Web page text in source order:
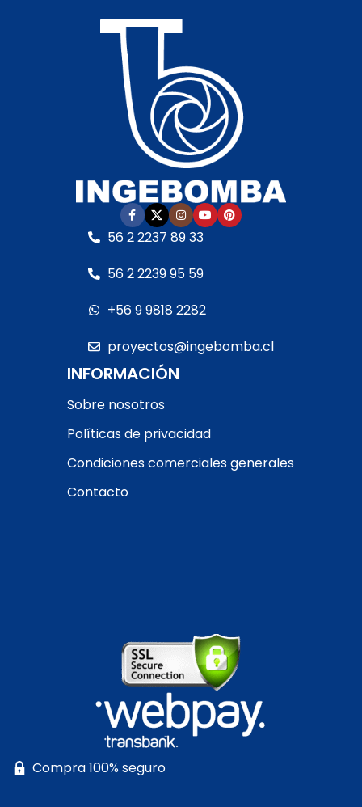
hidráulico:En
polipropileno de alta
• Garantía:
Según cláusula del
• Sello
Especial AISI
316 y óxido de alúmina•
Acero
Con rodamientos –
Debe ser protegida con
interruptor guarda
motor RETIRO EN TIENDA
Garantía:
cláusula del fabricante
Sello mecánico:
Especial AISI 316 y óxido
de aluminia
motor:
• Motor:– Con
rodamientos – Debe ser
protegida con
56 2 2237 89 33
56 2 2239 95 59
+56 9 9818 2282
proyectos@ingebomba.cl
INFORMACIÓN
Sobre nosotros
Políticas de privacidad
Condiciones comerciales generales
Contacto
Compra 100% seguro